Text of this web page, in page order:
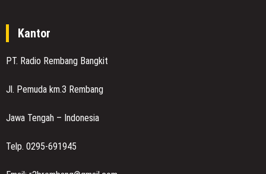
Kantor
PT. Radio Rembang Bangkit
Jl. Pemuda km.3 Rembang
Jawa Tengah – Indonesia
Telp. 0295-691945